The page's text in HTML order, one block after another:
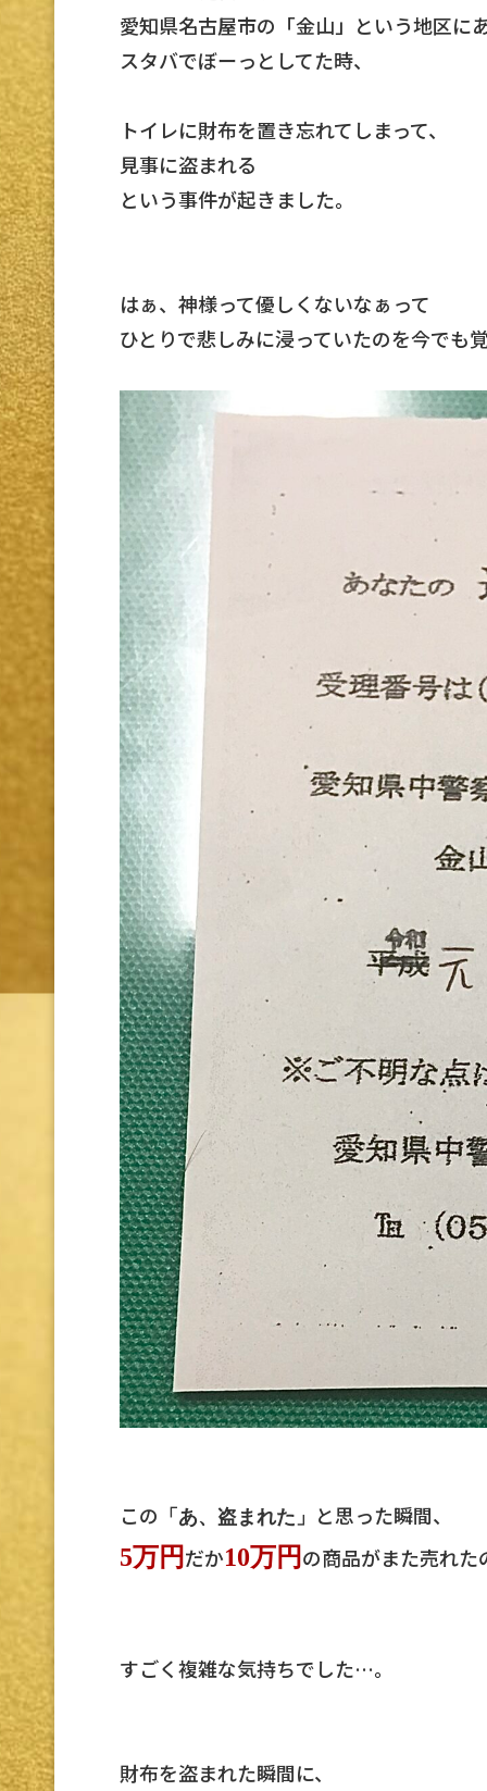
愛知県名古屋市の「金山」という地区に
スタバでぼーっとしてた時、
トイレに財布を置き忘れてしまって、
見事に盗まれる
という事件が起きました。
はぁ、神様って優しくないなぁって
ひとりで悲しみに浸っていたのを今でも
この 「あ、盗まれた」
と思った瞬間、
5万円だか10万円の商品がまた売れた
すごく複雑な気持ちでした…。
財布を盗まれた瞬間に、